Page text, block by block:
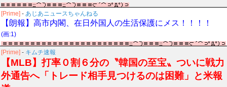
[Prime] - あじあニュースちゃんねる
【朗報】高市内閣、在日外国人の生活保護にメス！！！！
(画:1)
[Prime] - キムチ速報
【MLB】打率０割６分の〝韓国の至宝〟ついに戦力
外通告へ「トレード相手見つけるのは困難」と米報